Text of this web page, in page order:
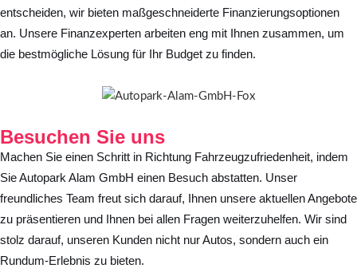
entscheiden, wir bieten maßgeschneiderte Finanzierungsoptionen
an. Unsere Finanzexperten arbeiten eng mit Ihnen zusammen, um
die bestmögliche Lösung für Ihr Budget zu finden.
Besuchen Sie uns
Machen Sie einen Schritt in Richtung Fahrzeugzufriedenheit, indem
Sie Autopark Alam GmbH einen Besuch abstatten. Unser
freundliches Team freut sich darauf, Ihnen unsere aktuellen Angebote
zu präsentieren und Ihnen bei allen Fragen weiterzuhelfen. Wir sind
stolz darauf, unseren Kunden nicht nur Autos, sondern auch ein
Rundum-Erlebnis zu bieten.